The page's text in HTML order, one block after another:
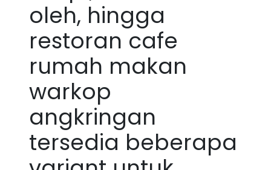
oleh, hingga
restoran cafe
rumah makan
warkop
angkringan
tersedia beberapa